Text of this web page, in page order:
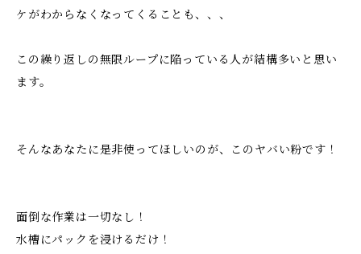
ケがわからなくなってくることも、、、
この繰り返しの無限ループに陥っている人が結構多いと思い
ます。
そんなあなたに是非使ってほしいのが、このヤバい粉です！
面倒な作業は一切なし！
水槽にパックを浸けるだけ！